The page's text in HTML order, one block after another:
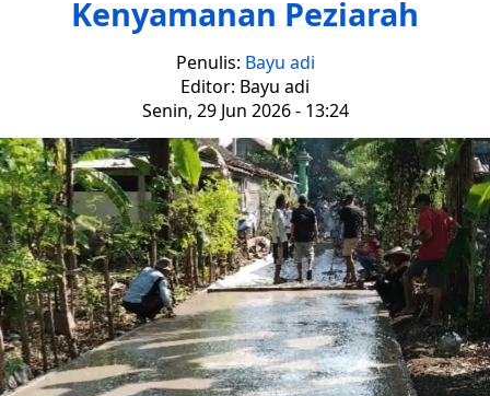
Kenyamanan Peziarah
Penulis: Bayu adi
Editor: Bayu adi
Senin, 29 Jun 2026 - 13:24